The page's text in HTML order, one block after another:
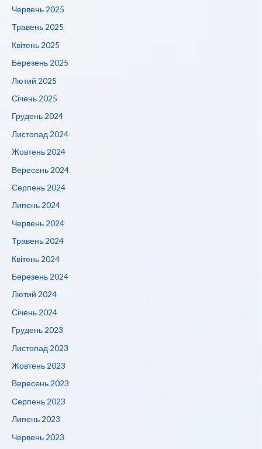
Червень 2025
Травень 2025
Квітень 2025
Березень 2025
Лютий 2025
Січень 2025
Грудень 2024
Листопад 2024
Жовтень 2024
Вересень 2024
Серпень 2024
Липень 2024
Червень 2024
Травень 2024
Квітень 2024
Березень 2024
Лютий 2024
Січень 2024
Грудень 2023
Листопад 2023
Жовтень 2023
Вересень 2023
Серпень 2023
Липень 2023
Червень 2023